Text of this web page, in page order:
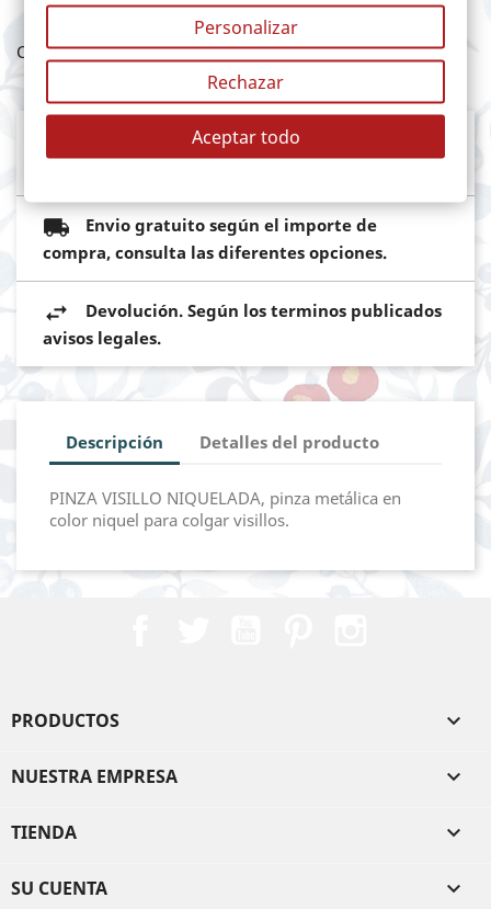
Compartir
Mediante pasarela de pago segura del
Banco Sabadell
Envio gratuito según el importe de
compra, consulta las diferentes opciones.
Devolución. Según los terminos publicados
avisos legales.
Descripción Detalles del producto
PINZA VISILLO NIQUELADA, pinza metálica en
color niquel para colgar visillos.
PRODUCTOS 
NUESTRA EMPRESA 
TIENDA 
SU CUENTA 
Personalizar
Rechazar
Aceptar todo